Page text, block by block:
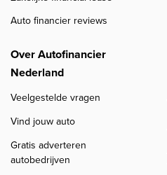
Auto financier reviews
Over Autofinancier
Nederland
Veelgestelde vragen
Vind jouw auto
Gratis adverteren
autobedrijven